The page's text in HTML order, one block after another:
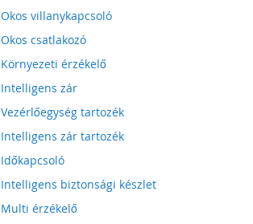
Okos villanykapcsoló
Okos csatlakozó
Környezeti érzékelő
Intelligens zár
Vezérlőegység tartozék
Intelligens zár tartozék
Időkapcsoló
Intelligens biztonsági készlet
Multi érzékelő